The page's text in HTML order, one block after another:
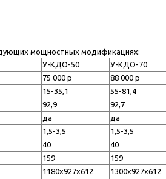
мощностных модификациях:
У-КДО-50 У-КДО-70
75 000 р 88 000 р
15-35,1 55-81,4
92,9 92,7
да да
1,5-3,5 1,5-3,5
40 40
159 159
1180х927х612 1300х927х612